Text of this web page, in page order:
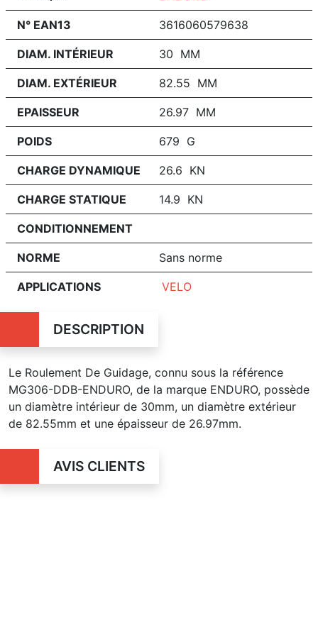
N° EAN13 3616060579638
DIAM. INTÉRIEUR 30 MM
DIAM. EXTÉRIEUR 82.55 MM
EPAISSEUR 26.97 MM
POIDS 679 G
CHARGE DYNAMIQUE 26.6 KN
CHARGE STATIQUE 14.9 KN
CONDITIONNEMENT
NORME Sans norme
APPLICATIONS VELO
DESCRIPTION
Le Roulement De Guidage, connu sous la référence
MG306-DDB-ENDURO, de la marque ENDURO, possède
un diamètre intérieur de 30mm, un diamètre extérieur
de 82.55mm et une épaisseur de 26.97mm.
AVIS CLIENTS